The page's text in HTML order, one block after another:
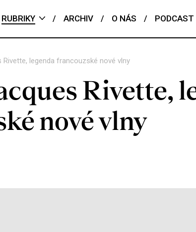
RUBRIKY / ARCHIV / O NÁS / PODCAST
Rivette, legenda francouzské nové vlny
Rivette,
nové vlny